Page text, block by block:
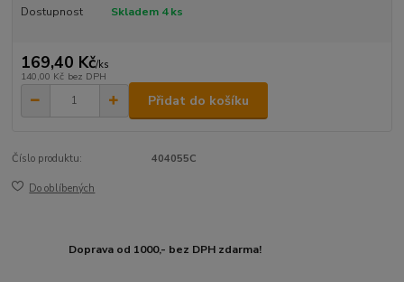
Dostupnost Skladem 4 ks
169,40 Kč/ks
140,00 Kč bez DPH
Přidat do košíku
Číslo produktu: 404055C
Do oblíbených
Doprava od 1000,- bez DPH zdarma!